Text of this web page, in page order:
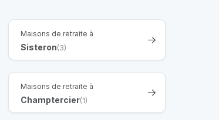
Maisons de retraite à
Sisteron(3)
Maisons de retraite à
Champtercier(1)